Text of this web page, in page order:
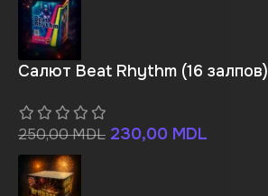
Салют Beat Rhythm (16 залпов)
250,00MDL 230,00 MDL